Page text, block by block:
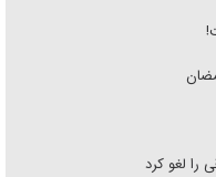
را لغو کرد